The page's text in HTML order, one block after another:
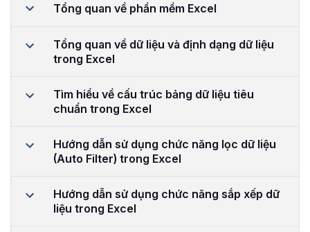
Tổng quan về phần mềm Excel
Tổng quan về dữ liệu và định dạng dữ liệu
trong Excel
Tìm hiểu về cấu trúc bảng dữ liệu tiêu
chuẩn trong Excel
Hướng dẫn sử dụng chức năng lọc dữ liệu
(Auto Filter) trong Excel
Hướng dẫn sử dụng chức năng sắp xếp dữ
liệu trong Excel